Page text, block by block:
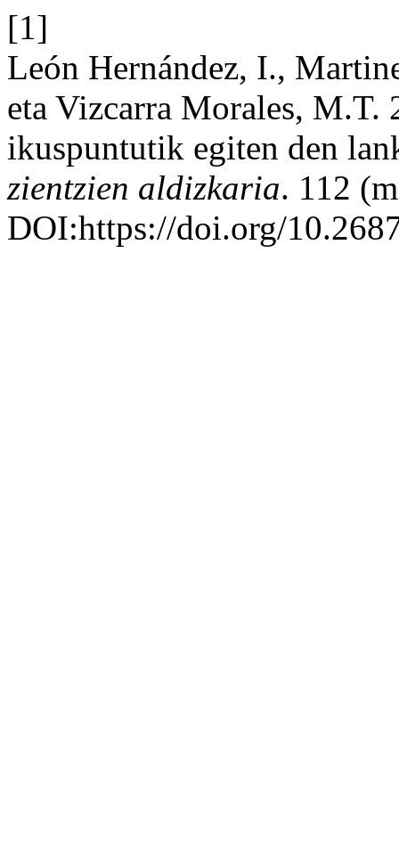
[1]
León Hernández, I.,
eta Vizcarra Morales, M.T.
ikuspuntutik egiten den
zientzien aldizkaria. 112
DOI:https://doi.org/